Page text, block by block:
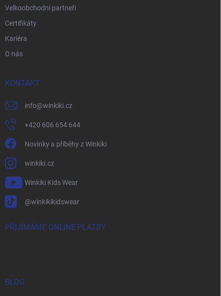
Velkoobchodní partneři
Certifikáty
Kariéra
O nás
KONTAKT
info@winkiki.cz
+420 606 654 644
Novinky a příběhy z Winkiki
winkiki.cz
Winkiki Kids Wear
@winkikikidswear
PŘIJÍMÁME ONLINE PLATBY
BLOG